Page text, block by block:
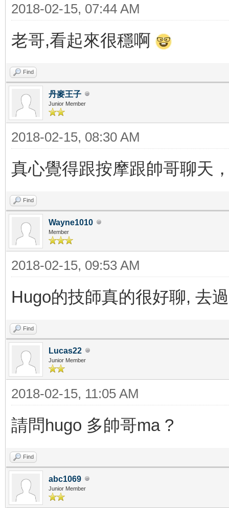
2018-02-15, 07:44 AM
老哥,看起來很穩啊
Find
丹麥王子
Junior Member
2018-02-15, 08:30 AM
真心覺得跟按摩跟帥哥聊天
Find
Wayne1010
Member
2018-02-15, 09:53 AM
Hugo的技師真的很好聊, 去
Find
Lucas22
Junior Member
2018-02-15, 11:05 AM
請問hugo 多帥哥ma ?
Find
abc1069
Junior Member